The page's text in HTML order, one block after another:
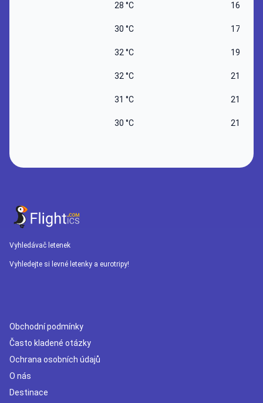
28 °C 16 °C
30 °C 17 °C
32 °C 19 °C
32 °C 21 °C
31 °C 21 °C
30 °C 21 °C
Vyhledávač letenek
Vyhledejte si levné letenky a eurotripy!
Obchodní podmínky
Často kladené otázky
Ochrana osobních údajů
O nás
Destinace